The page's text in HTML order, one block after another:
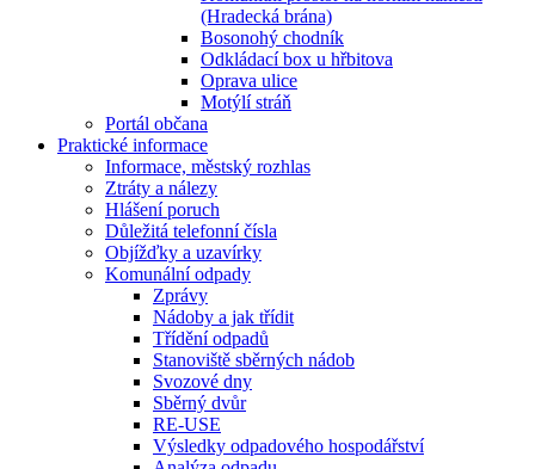
(Hradecká brána)
Bosonohý chodník
Odkládací box u hřbitova
Oprava ulice
Motýlí stráň
Portál občana
Praktické informace
Informace, městský rozhlas
Ztráty a nálezy
Hlášení poruch
Důležitá telefonní čísla
Objížďky a uzavírky
Komunální odpady
Zprávy
Nádoby a jak třídit
Třídění odpadů
Stanoviště sběrných nádob
Svozové dny
Sběrný dvůr
RE-USE
Výsledky odpadového hospodářství